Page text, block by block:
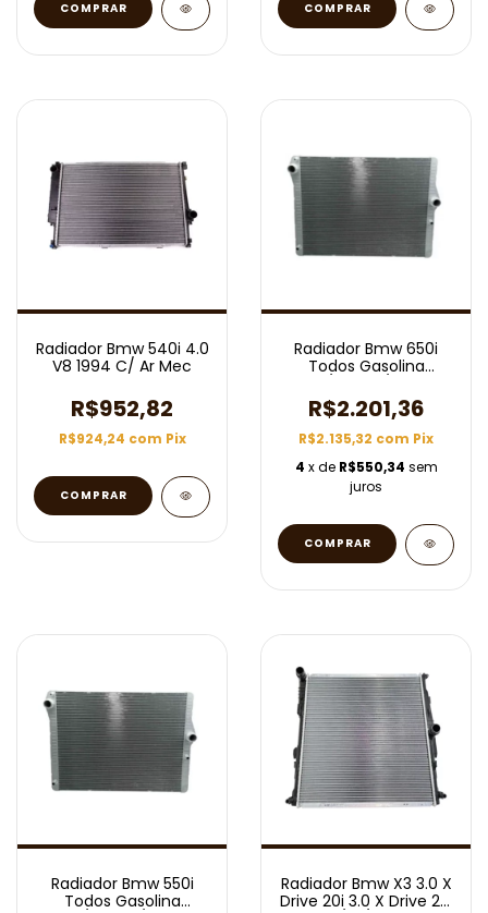
Radiador Bmw 540i 4.0
V8 1994 C/ Ar Mec
R$952,82
R$924,24 com Pix
Radiador Bmw 650i
Todos Gasolina
R$2.201,36
R$2.135,32 com Pix
4 x de R$550,34 sem
juros
Radiador Bmw 550i
Todos Gasolina
Radiador Bmw X3 3.0 X
Drive 20i 3.0 X Drive 28i